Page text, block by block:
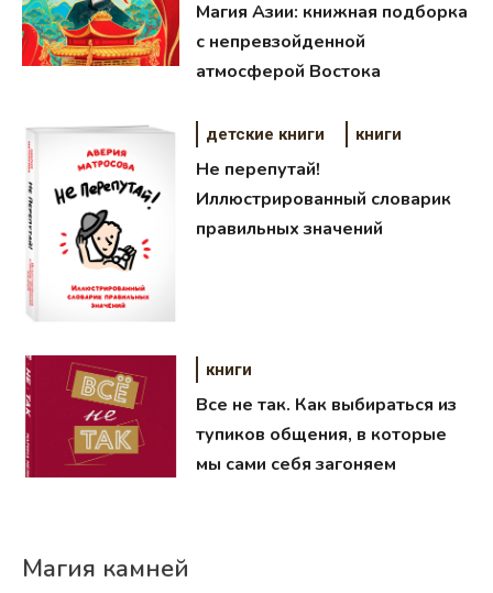
Магия Азии: книжная подборка
с непревзойденной
атмосферой Востока
детские книги книги
Не перепутай!
Иллюстрированный словарик
правильных значений
книги
Все не так. Как выбираться из
тупиков общения, в которые
мы сами себя загоняем
Магия камней